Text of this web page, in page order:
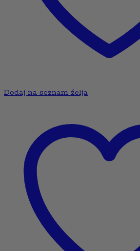
Dodaj na seznam želja